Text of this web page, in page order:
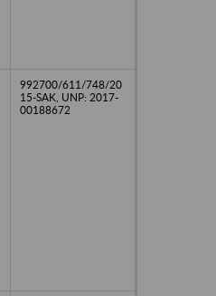
992700/611/748/20
15-SAK, UNP: 2017-
00188672